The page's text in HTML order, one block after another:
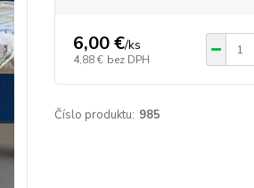
6,00 €/ks
4,88 € bez DPH
Číslo produktu: 985